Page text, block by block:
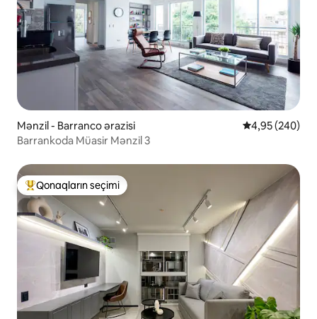
Mənzil - Barranco ərazisi Ortalama
4,95 (240)
Barrankoda Müasir Mənzil 3
Populyar "Qonaqların seçimi"
Qonaqların seçimi